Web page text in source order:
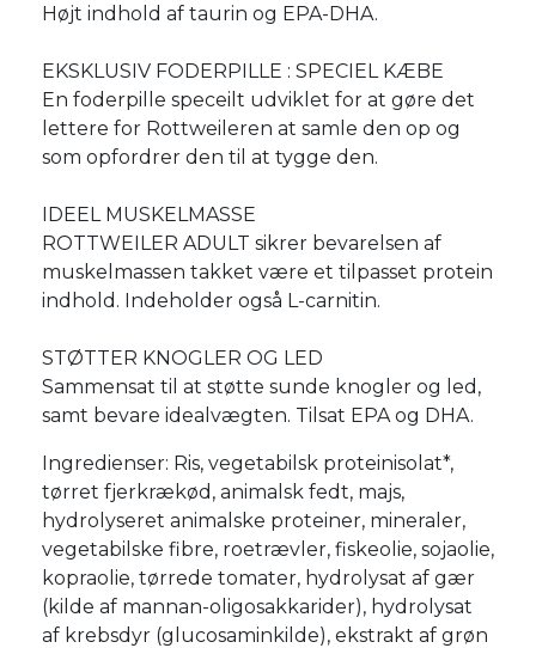
Højt indhold af taurin og EPA-DHA.
EKSKLUSIV FODERPILLE : SPECIEL KÆBE
En foderpille speceilt udviklet for at gøre det
lettere for Rottweileren at samle den op og
som opfordrer den til at tygge den.
IDEEL MUSKELMASSE
ROTTWEILER ADULT sikrer bevarelsen af
muskelmassen takket være et tilpasset protein
indhold. Indeholder også L-carnitin.
STØTTER KNOGLER OG LED
Sammensat til at støtte sunde knogler og led,
samt bevare idealvægten. Tilsat EPA og DHA.
Ingredienser: Ris, vegetabilsk proteinisolat*,
tørret fjerkrækød, animalsk fedt, majs,
hydrolyseret animalske proteiner, mineraler,
vegetabilske fibre, roetrævler, fiskeolie, sojaolie,
kopraolie, tørrede tomater, hydrolysat af gær
(kilde af mannan-oligosakkarider), hydrolysat
af krebsdyr (glucosaminkilde), ekstrakt af grøn